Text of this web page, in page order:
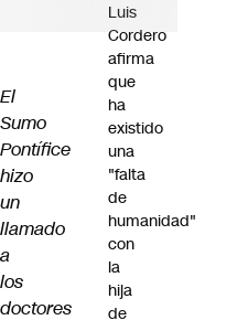
El
Sumo
Pontífice
hizo
un
llamado
a
los
doctores
Luis
Cordero
afirma
que
ha
existido
una
"falta
de
humanidad"
con
la
hija
de